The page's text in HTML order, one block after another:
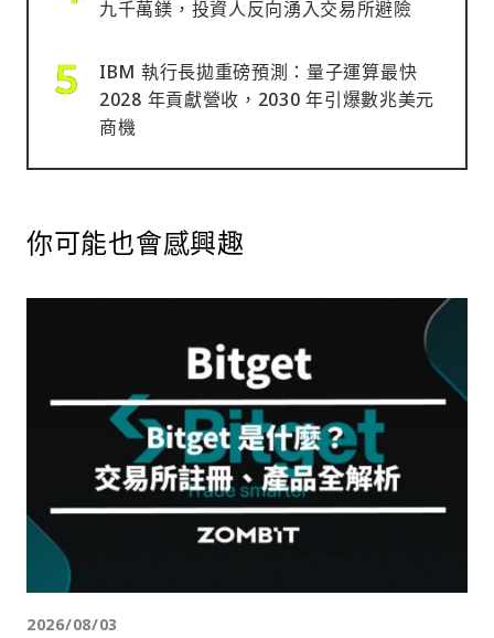
九千萬鎂，投資人反向湧入交易所避險
IBM 執行長拋重磅預測：量子運算最快
2028 年貢獻營收，2030 年引爆數兆美元
商機
你可能也會感興趣
2026/08/03